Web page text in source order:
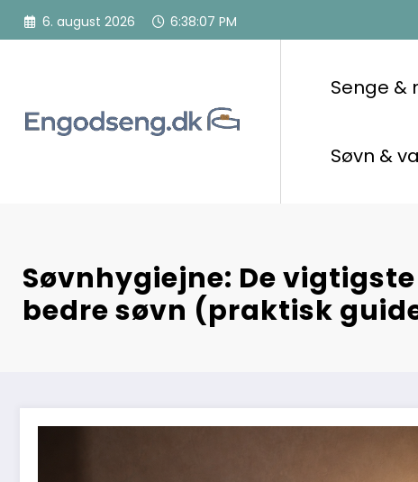
6. august 2026 6:38:08 PM
Senge &
Søvn &
Søvnhygiejne: De
bedre søvn (praktisk